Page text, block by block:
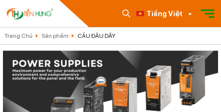
Tiếng Việt
Trang Chủ Sản phẩm CẦU ĐẤU DÂY